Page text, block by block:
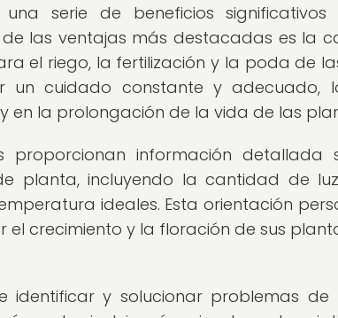
serie de beneficios
las ventajas más destacadas es la
el riego, la fertilización y la poda de
un cuidado constante y adecuado,
en la prolongación de la vida de las
proporcionan información detallada
planta, incluyendo la cantidad de
ideales. Esta orientación
crecimiento y la floración de sus
y solucionar problemas